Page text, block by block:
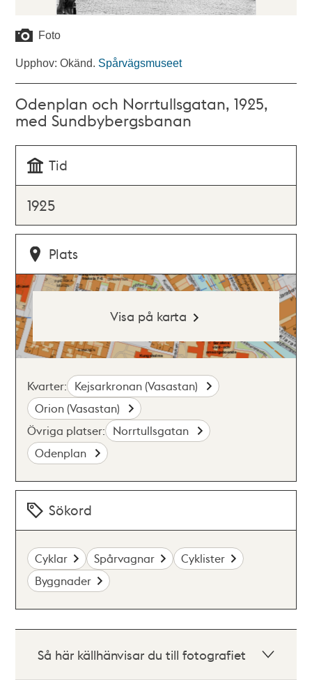
Foto
Upphov: Okänd. Spårvägsmuseet
Odenplan och Norrtullsgatan, 1925,
med Sundbybergsbanan
Tid
1925
Plats
Visa på karta
Kvarter: Kejsarkronan (Vasastan)
Orion (Vasastan)
Övriga platser: Norrtullsgatan
Odenplan
Sökord
Cyklar Spårvagnar
Cyklister
Byggnader
Så här källhänvisar du till fotografiet